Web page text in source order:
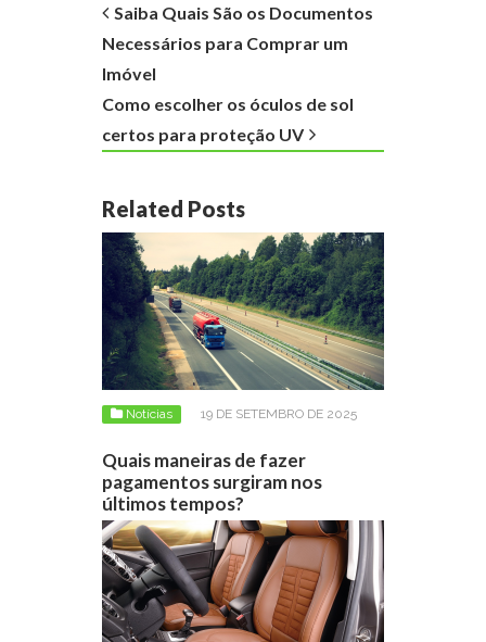
Saiba Quais São os Documentos
Necessários para Comprar um
Imóvel
Como escolher os óculos de sol
certos para proteção UV
Related Posts
Notícias 19 DE SETEMBRO DE 2025
Quais maneiras de fazer
pagamentos surgiram nos
últimos tempos?